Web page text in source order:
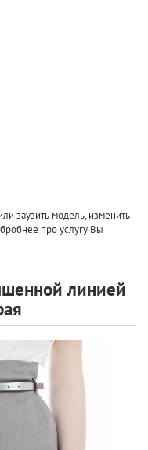
заузить модель, изменить
про услугу Вы
линией